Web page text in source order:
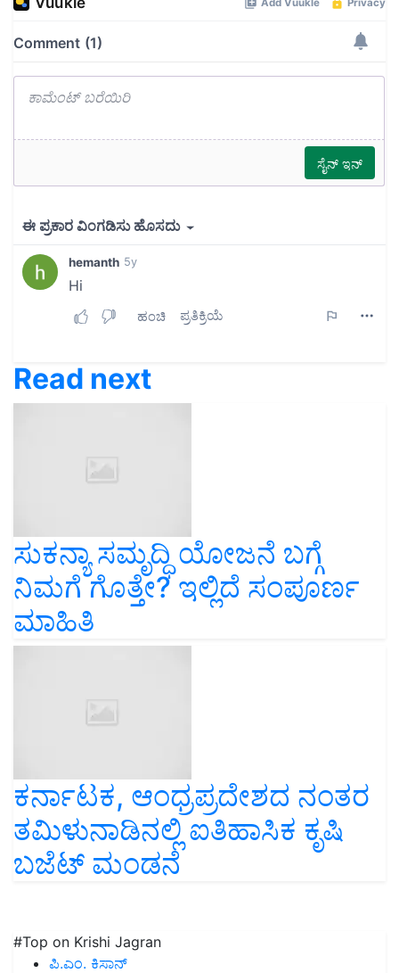
Read next
ಸುಕನ್ಯಾ ಸಮೃದ್ಧಿ ಯೋಜನೆ ಬಗ್ಗೆ
ನಿಮಗೆ ಗೊತ್ತೇ? ಇಲ್ಲಿದೆ ಸಂಪೂರ್ಣ
ಮಾಹಿತಿ
ಕರ್ನಾಟಕ, ಆಂಧ್ರಪ್ರದೇಶದ ನಂತರ
ತಮಿಳುನಾಡಿನಲ್ಲಿ ಐತಿಹಾಸಿಕ ಕೃಷಿ
ಬಜೆಟ್ ಮಂಡನೆ
#Top on Krishi Jagran
ಪಿ.ಎಂ. ಕಿಸಾನ್